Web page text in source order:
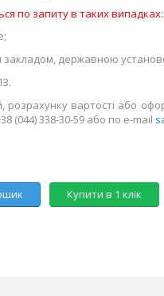
по запиту в таких випадках:
закладом, державною
розрахунку вартості або
(044) 338-30-59 або по e-mail
Купити в 1 клік